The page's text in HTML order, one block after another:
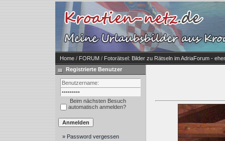
Home / FORUM / Fotorätsel: Bilder zu Rätseln im AdriaForum -
Registrierte Benutzer
Beim nächsten Besuch
automatisch anmelden?
» Password vergessen